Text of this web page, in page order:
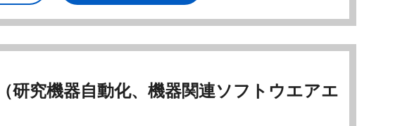
研究機器自動化、機器関連ソフトウエアエ